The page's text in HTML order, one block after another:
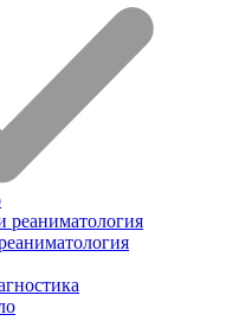
реаниматология